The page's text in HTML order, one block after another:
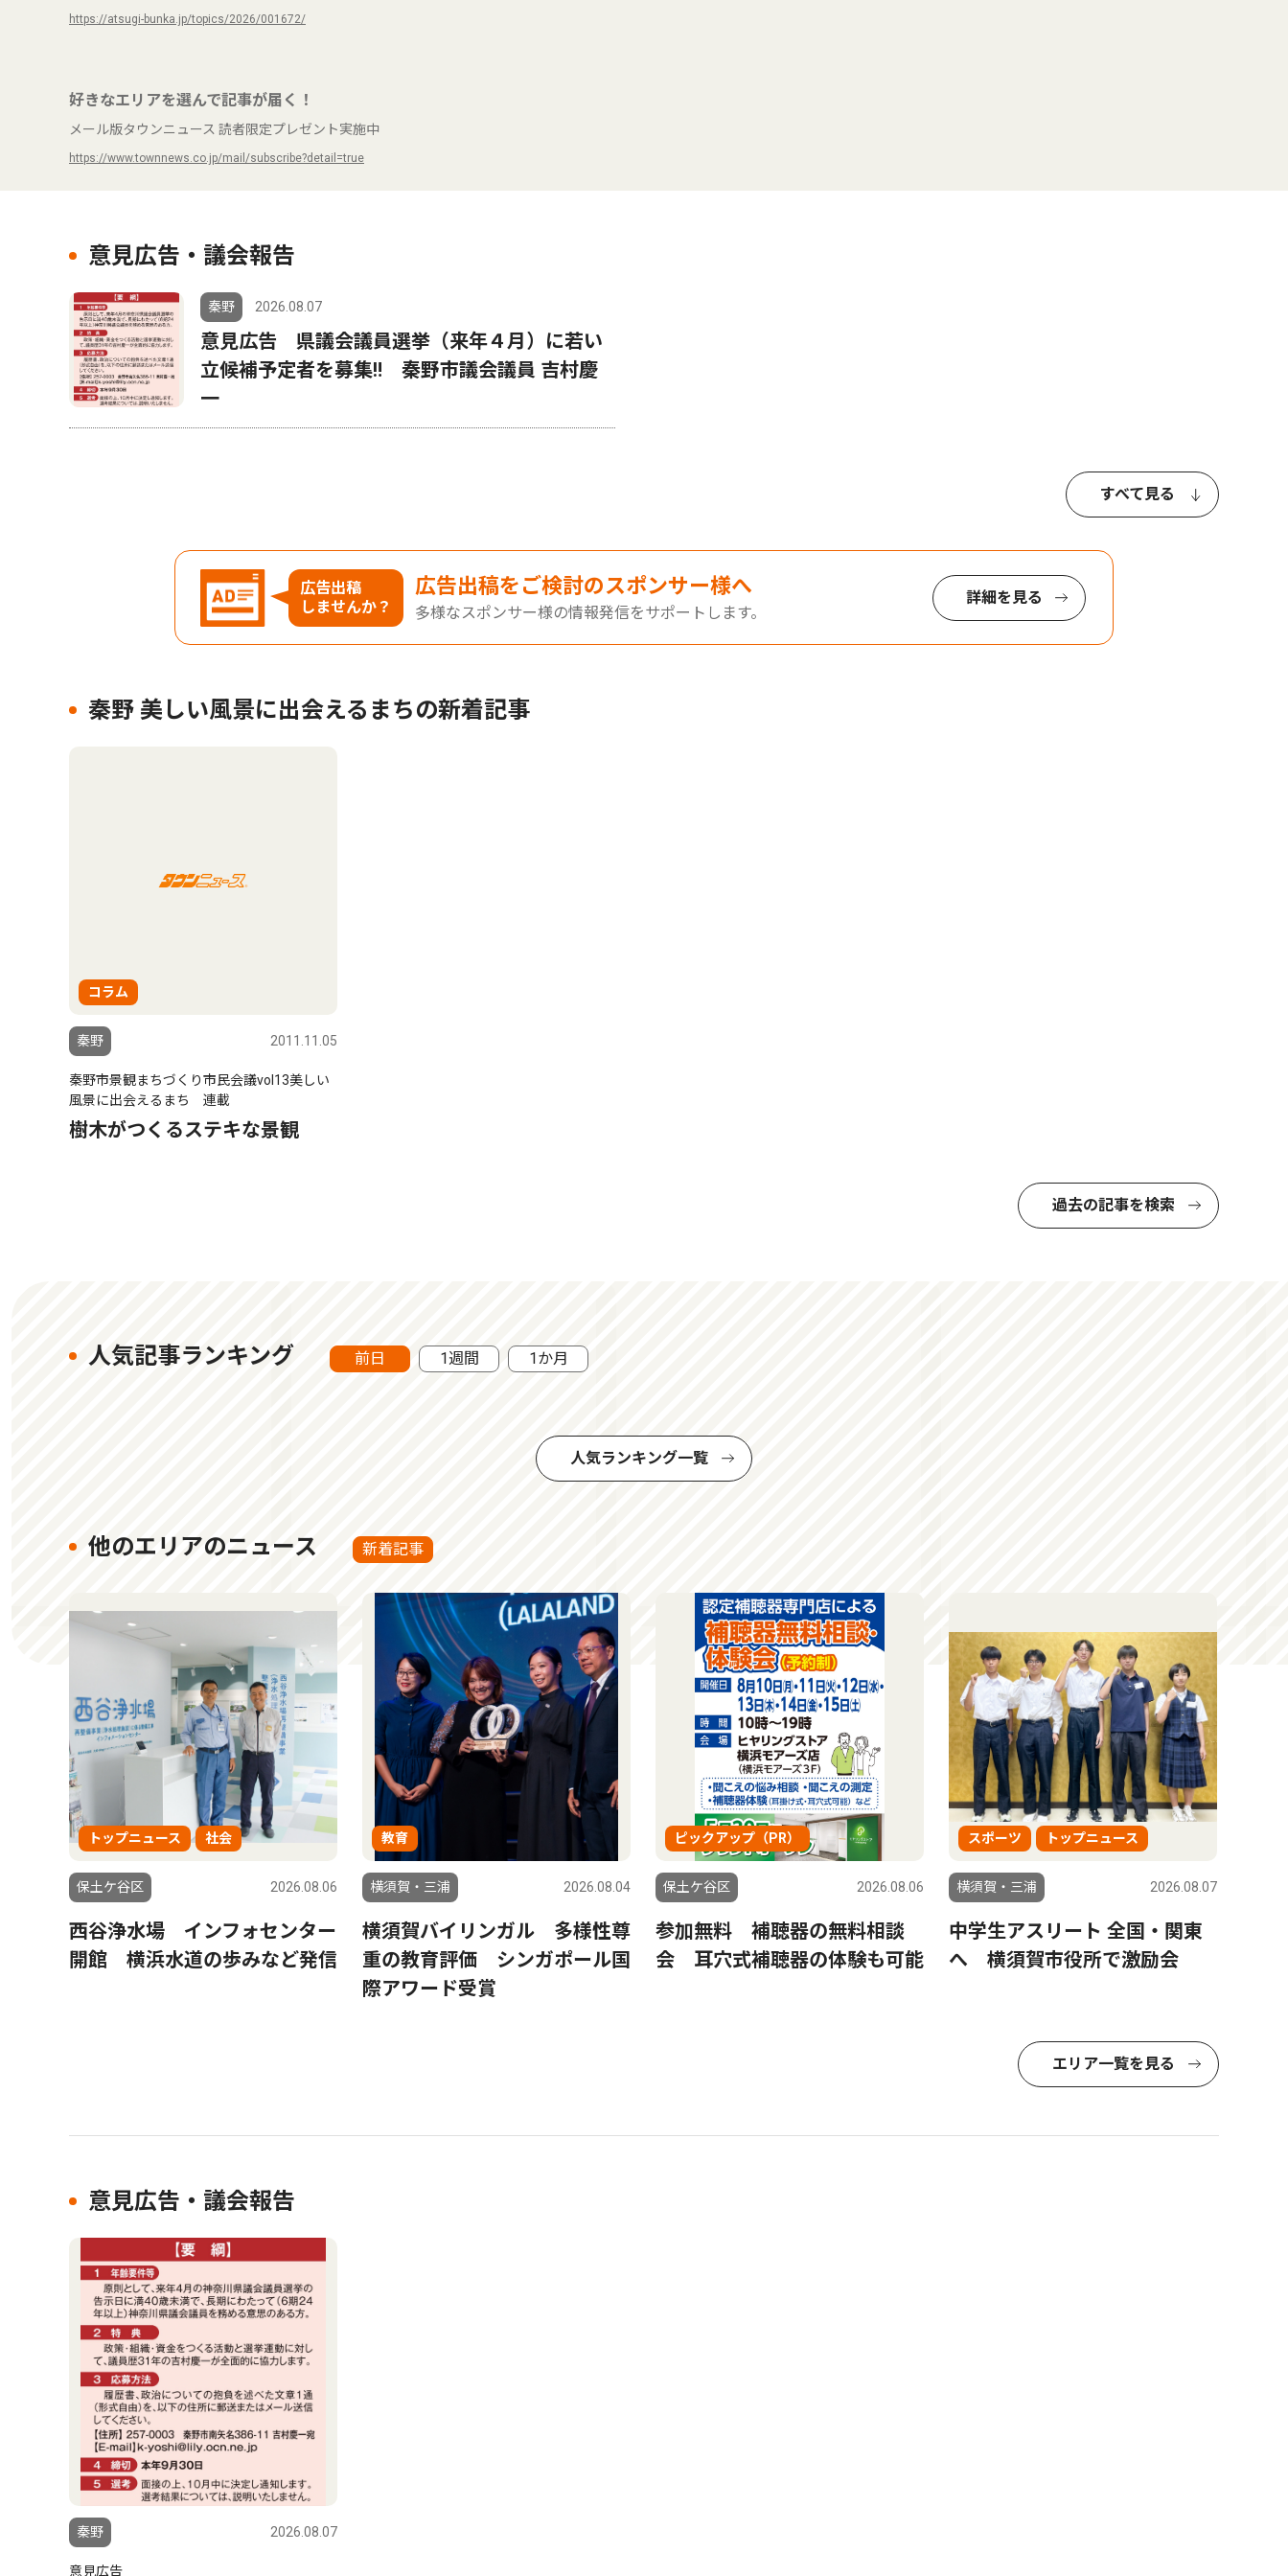
https://atsugi-bunka.jp/topics/2026/001672/
好きなエリアを選んで記事が届く！
メール版タウンニュース 読者限定プレゼント実施中
https://www.townnews.co.jp/mail/subscribe?detail=true
意見広告・議会報告
秦野 2026.08.07
意見広告 県議会議員選挙（来年４月）に若い
立候補予定者を募集‼ 秦野市議会議員 吉村慶
一
すべて見る
広告出稿
しませんか？
広告出稿をご検討のスポンサー様へ
多様なスポンサー様の情報発信をサポートします。
詳細を見る
秦野 美しい風景に出会えるまちの新着記事
コラム
秦野 2011.11.05
秦野市景観まちづくり市民会議vol13美しい
風景に出会えるまち 連載
樹木がつくるステキな景観
過去の記事を検索
人気記事ランキング 前日 1週間 1か月
人気ランキング一覧
他のエリアのニュース 新着記事
トップニュース 社会
保土ケ谷区 2026.08.06
西谷浄水場 インフォセンター
開館 横浜水道の歩みなど発信
教育
横須賀・三浦 2026.08.04
横須賀バイリンガル 多様性尊
重の教育評価 シンガポール国
際アワード受賞
ピックアップ（PR）
保土ケ谷区 2026.08.06
参加無料 補聴器の無料相談
会 耳穴式補聴器の体験も可能
スポーツ トップニュース
横須賀・三浦 2026.08.07
中学生アスリート 全国・関東
へ 横須賀市役所で激励会
エリア一覧を見る
意見広告・議会報告
秦野 2026.08.07
意見広告